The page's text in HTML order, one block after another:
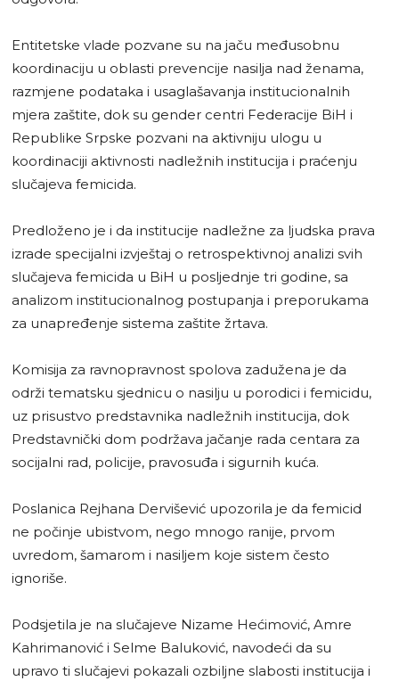
Entitetske vlade pozvane su na jaču međusobnu
koordinaciju u oblasti prevencije nasilja nad ženama,
razmjene podataka i usaglašavanja institucionalnih
mjera zaštite, dok su gender centri Federacije BiH i
Republike Srpske pozvani na aktivniju ulogu u
koordinaciji aktivnosti nadležnih institucija i praćenju
slučajeva femicida.
Predloženo je i da institucije nadležne za ljudska prava
izrade specijalni izvještaj o retrospektivnoj analizi svih
slučajeva femicida u BiH u posljednje tri godine, sa
analizom institucionalnog postupanja i preporukama
za unapređenje sistema zaštite žrtava.
Komisija za ravnopravnost spolova zadužena je da
održi tematsku sjednicu o nasilju u porodici i femicidu,
uz prisustvo predstavnika nadležnih institucija, dok
Predstavnički dom podržava jačanje rada centara za
socijalni rad, policije, pravosuđa i sigurnih kuća.
Poslanica Rejhana Dervišević upozorila je da femicid
ne počinje ubistvom, nego mnogo ranije, prvom
uvredom, šamarom i nasiljem koje sistem često
ignoriše.
Podsjetila je na slučajeve Nizame Hećimović, Amre
Kahrimanović i Selme Baluković, navodeći da su
upravo ti slučajevi pokazali ozbiljne slabosti institucija i